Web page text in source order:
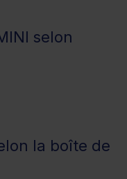
selon
la boîte de